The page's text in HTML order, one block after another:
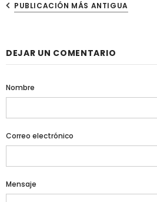
PUBLICACIÓN MÁS ANTIGUA
DEJAR UN COMENTARIO
Nombre
Correo electrónico
Mensaje